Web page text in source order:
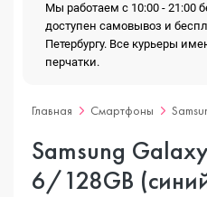
Мы работаем с 10:00 - 21:00
доступен самовывоз и
Петербургу. Все курьеры
перчатки.
Главная Смартфоны
Samsung
6/128GB